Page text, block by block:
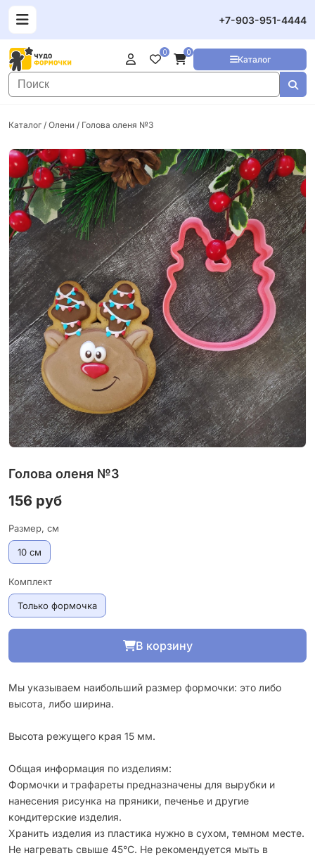
+7-903-951-4444
Каталог
0 0
Каталог / Олени / Голова оленя №3
Голова оленя №3
156 руб
Размер, см
10 см
Комплект
Только формочка
В корзину
Мы указываем наибольший размер формочки: это либо
высота, либо ширина.
Высота режущего края 15 мм.
Общая информация по изделиям:
Формочки и трафареты предназначены для вырубки и
нанесения рисунка на пряники, печенье и другие
кондитерские изделия.
Хранить изделия из пластика нужно в сухом, темном месте.
Не нагревать свыше 45°С. Не рекомендуется мыть в